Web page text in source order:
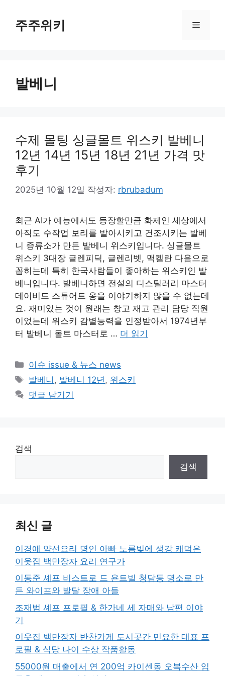
주주위키 메
발베니
수제 몰팅 싱글몰트 위스키 발베니
12년 14년 15년 18년 21년 가격 맛
후기
2025년 10월 12일 작성자: rbrubadum
최근 AI가 예능에서도 등장할만큼 화제인 세상에서
아직도 수작업 보리를 발아시키고 건조시키는 발베
니 증류소가 만든 발베니 위스키입니다. 싱글몰트
위스키 3대장 글렌피딕, 글렌리벳, 맥켈란 다음으로
꼽히는데 특히 한국사람들이 좋아하는 위스키인 발
베니입니다. 발베니하면 전설의 디스틸러리 마스터
데이비드 스튜어트 옹을 이야기하지 않을 수 없는데
요. 재미있는 것이 원래는 창고 재고 관리 담당 직원
이었는데 위스키 감별능력을 인정받아서 1974년부
터 발베니 몰트 마스터로 … 더 읽기
카
테
리
이슈 issue & 뉴스 news
태
그
발베니 , 발베니 12년 , 위스키
댓글 남기기
검색
검색
최신 글
이경애 약선요리 명인 아빠 노름빚에 생강 캐먹은
이웃집 백만장자 요리 연구가
이동준 셰프 비스트로 드 욘트빌 청담동 명소로 만
든 와이프와 발달 장애 아들
조재범 셰프 프로필 & 한가네 세 자매와 남편 이야
기
이웃집 백만장자 반찬가게 도시곳간 민요한 대표 프
로필 & 식당 나이 수상 작품활동
55000원 매출에서 연 200억 카이센동 오복수산 임